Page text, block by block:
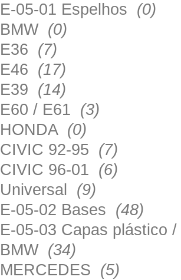
E-05-01 Espelhos (0)
BMW (0)
E36 (7)
E46 (17)
E39 (14)
E60 / E61 (3)
HONDA (0)
CIVIC 92-95 (7)
CIVIC 96-01 (6)
Universal (9)
E-05-02 Bases (48)
E-05-03 Capas plástico
BMW (34)
MERCEDES (5)